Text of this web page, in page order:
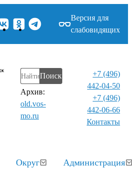
Версия для
слабовидящих
Поиск
Архив:
old.vos-
mo.ru
+7 (496)
442-04-50
+7 (496)
442-06-66
Контакты⁠
Округ Администрация